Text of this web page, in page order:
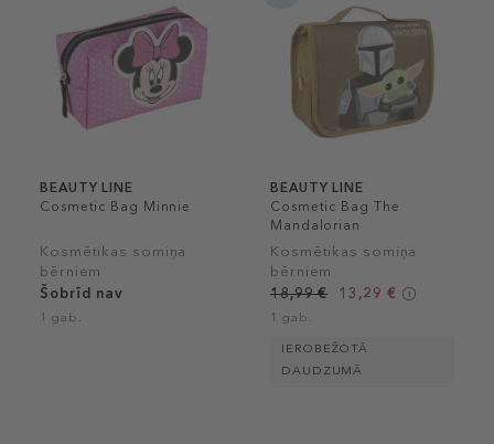
BEAUTY LINE
Cosmetic Bag Minnie
Kosmētikas somiņa
bērniem
Šobrīd nav
1 gab.
BEAUTY LINE
Cosmetic Bag The
Mandalorian
Kosmētikas somiņa
bērniem
18,99 €
13,29 €
1 gab.
IEROBEŽOTĀ
DAUDZUMĀ